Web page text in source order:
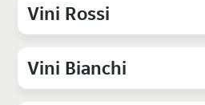
Vini Rossi
Vini Bianchi